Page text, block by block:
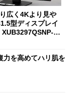
広く4Kより見や
型ディスプレイ
XUB3297QSNP-B
力を高めてハリ肌を